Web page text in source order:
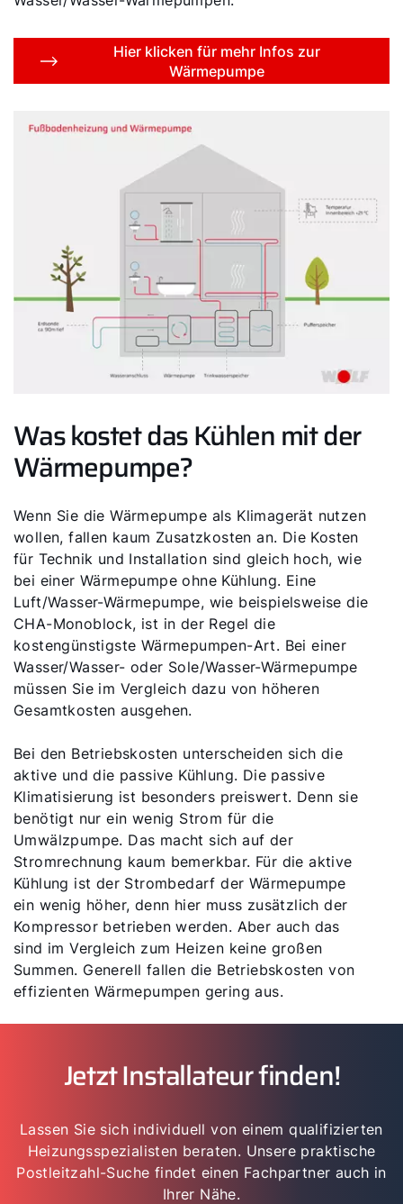
Hier klicken für mehr Infos zur
Wärmepumpe
Was kostet das Kühlen mit der
Wärmepumpe?
Wenn Sie die Wärmepumpe als Klimagerät nutzen
wollen, fallen kaum Zusatzkosten an. Die Kosten
für Technik und Installation sind gleich hoch, wie
bei einer Wärmepumpe ohne Kühlung. Eine
Luft/Wasser-Wärmepumpe, wie beispielsweise die
CHA-Monoblock, ist in der Regel die
kostengünstigste Wärmepumpen-Art. Bei einer
Wasser/Wasser- oder Sole/Wasser-Wärmepumpe
müssen Sie im Vergleich dazu von höheren
Gesamtkosten ausgehen.
Bei den Betriebskosten unterscheiden sich die
aktive und die passive Kühlung. Die passive
Klimatisierung ist besonders preiswert. Denn sie
benötigt nur ein wenig Strom für die
Umwälzpumpe. Das macht sich auf der
Stromrechnung kaum bemerkbar. Für die aktive
Kühlung ist der Strombedarf der Wärmepumpe
ein wenig höher, denn hier muss zusätzlich der
Kompressor betrieben werden. Aber auch das
sind im Vergleich zum Heizen keine großen
Summen. Generell fallen die Betriebskosten von
effizienten Wärmepumpen gering aus.
Jetzt Installateur finden!
Lassen Sie sich individuell von einem qualifizierten
Heizungsspezialisten beraten. Unsere praktische
Postleitzahl-Suche findet einen Fachpartner auch in
Ihrer Nähe.